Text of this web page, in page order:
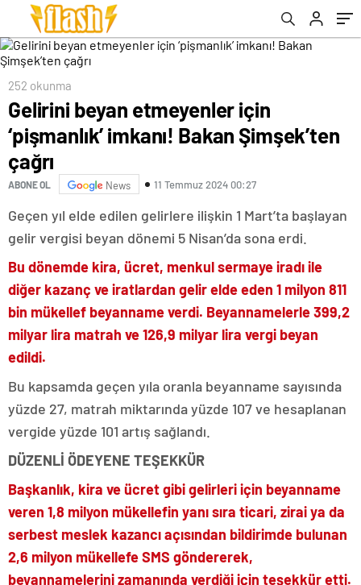
252 okunma
Gelirini beyan etmeyenler için
‘pişmanlık’ imkanı! Bakan Şimşek’ten
çağrı
ABONE OL News 11 Temmuz 2024 00:27
Geçen yıl elde edilen gelirlere ilişkin 1 Mart’ta başlayan
gelir vergisi beyan dönemi 5 Nisan’da sona erdi.
Bu dönemde kira, ücret, menkul sermaye iradı ile
diğer kazanç ve iratlardan gelir elde eden 1 milyon 811
bin mükellef beyanname verdi. Beyannamelerle 399,2
milyar lira matrah ve 126,9 milyar lira vergi beyan
edildi.
Bu kapsamda geçen yıla oranla beyanname sayısında
yüzde 27, matrah miktarında yüzde 107 ve hesaplanan
vergide yüzde 101 artış sağlandı.
DÜZENLİ ÖDEYENE TEŞEKKÜR
Başkanlık, kira ve ücret gibi gelirleri için beyanname
veren 1,8 milyon mükellefin yanı sıra ticari, zirai ya da
serbest meslek kazancı açısından bildirimde bulunan
2,6 milyon mükellefe SMS göndererek,
beyannamelerini zamanında verdiği için teşekkür etti.